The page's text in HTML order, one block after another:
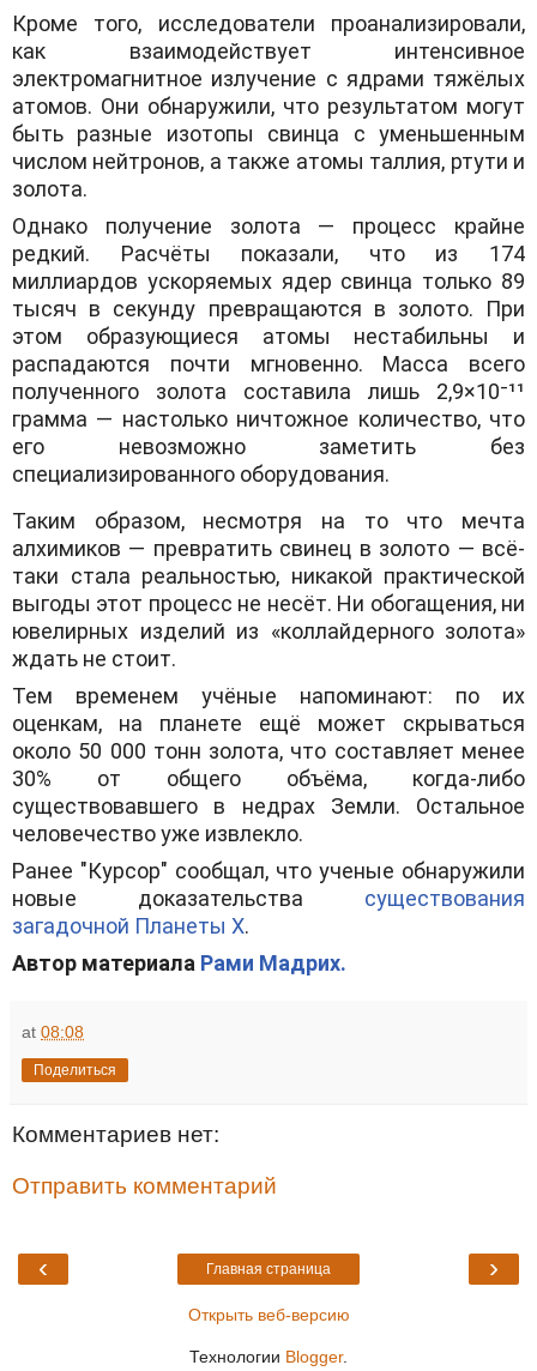
Кроме того, исследователи проанализировали,
как взаимодействует интенсивное
электромагнитное излучение с ядрами тяжёлых
атомов. Они обнаружили, что результатом могут
быть разные изотопы свинца с уменьшенным
числом нейтронов, а также атомы таллия, ртути и
золота.
Однако получение золота — процесс крайне
редкий. Расчёты показали, что из 174
миллиардов ускоряемых ядер свинца только 89
тысяч в секунду превращаются в золото. При
этом образующиеся атомы нестабильны и
распадаются почти мгновенно. Масса всего
полученного золота составила лишь 2,9×10⁻¹¹
грамма — настолько ничтожное количество, что
его невозможно заметить без
специализированного оборудования.
Таким образом, несмотря на то что мечта
алхимиков — превратить свинец в золото — всё-
таки стала реальностью, никакой практической
выгоды этот процесс не несёт. Ни обогащения, ни
ювелирных изделий из «коллайдерного золота»
ждать не стоит.
Тем временем учёные напоминают: по их
оценкам, на планете ещё может скрываться
около 50 000 тонн золота, что составляет менее
30% от общего объёма, когда-либо
существовавшего в недрах Земли. Остальное
человечество уже извлекло.
Ранее "Курсор" сообщал, что ученые обнаружили
новые доказательства существования
загадочной Планеты Х.
Автор материала Рами Мадрих.
at 08:08
Поделиться
Комментариев нет:
Отправить комментарий
‹ ›
Главная страница
Открыть веб-версию
Технологии Blogger.